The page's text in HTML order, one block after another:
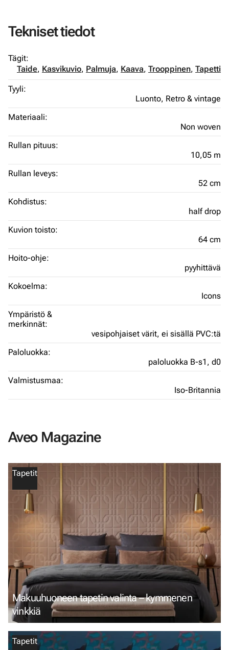
Tekniset tiedot
Tägit:
Taide, Kasvikuvio, Palmuja, Kaava, Trooppinen, Tapetti
Tyyli:
Luonto, Retro & vintage
Materiaali:
Non woven
Rullan pituus:
10,05 m
Rullan leveys:
52 cm
Kohdistus:
half drop
Kuvion toisto:
64 cm
Hoito-ohje:
pyyhittävä
Kokoelma:
Icons
Ympäristö &
merkinnät:
vesipohjaiset värit, ei sisällä PVC:tä
Paloluokka:
paloluokka B-s1, d0
Valmistusmaa:
Iso-Britannia
Aveo Magazine
Tapetit
Makuuhuoneen tapetin valinta – kymmenen
vinkkiä
Tapetit